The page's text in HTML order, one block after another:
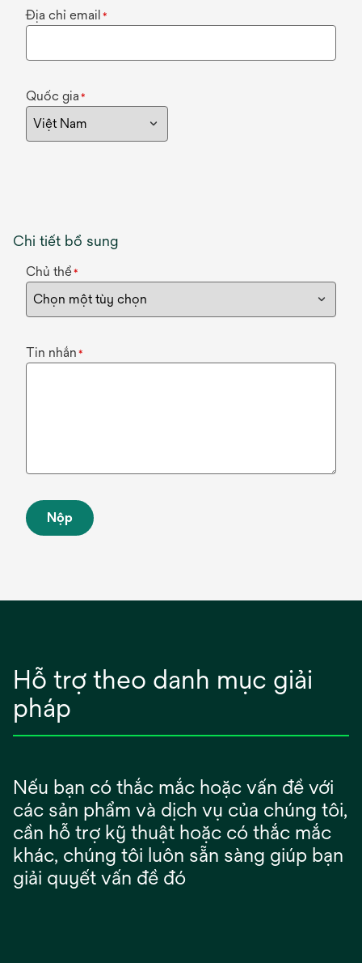
Địa chỉ email *
Quốc gia *
Chi tiết bổ sung
Chủ thể*
Tin nhắn *
Nộp
Hỗ trợ theo danh mục giải
pháp
Nếu bạn có thắc mắc hoặc vấn đề với
các sản phẩm và dịch vụ của chúng tôi,
cần hỗ trợ kỹ thuật hoặc có thắc mắc
khác, chúng tôi luôn sẵn sàng giúp bạn
giải quyết vấn đề đó